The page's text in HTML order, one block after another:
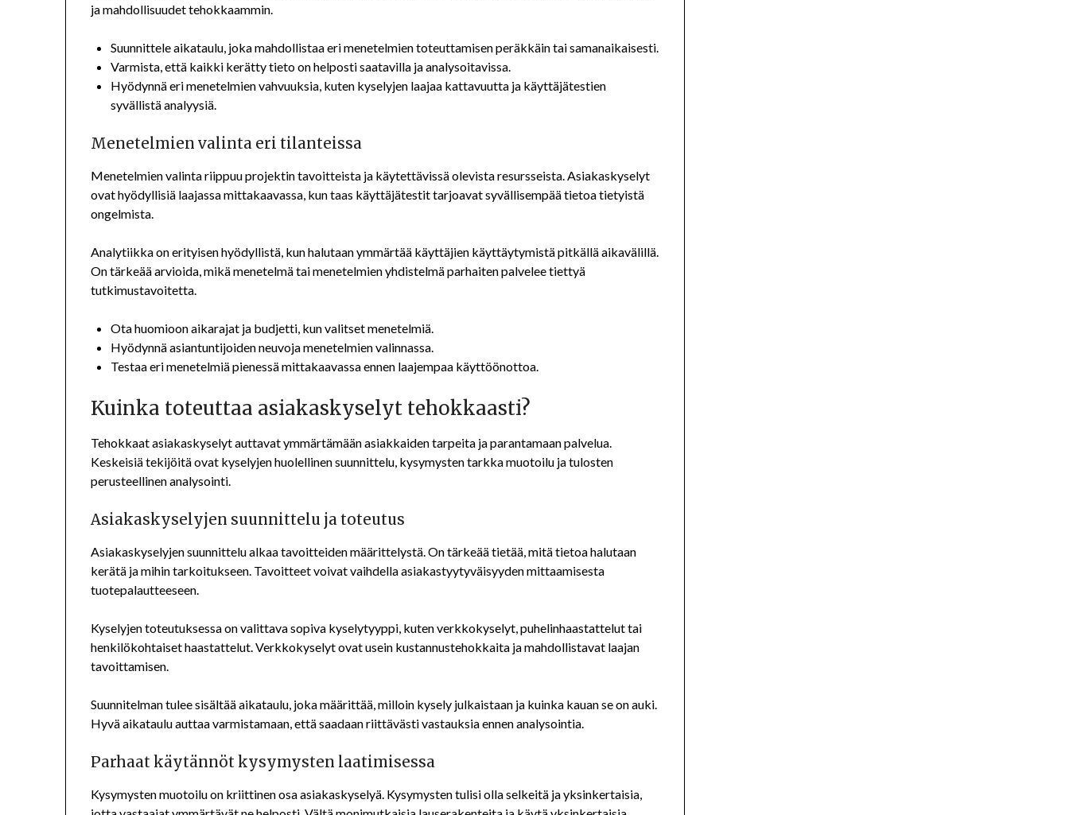
ja mahdollisuudet tehokkaammin.
Suunnittele aikataulu, joka mahdollistaa eri menetelmien toteuttamisen peräkkäin tai samanaikaisesti.
Varmista, että kaikki kerätty tieto on helposti saatavilla ja analysoitavissa.
Hyödynnä eri menetelmien vahvuuksia, kuten kyselyjen laajaa kattavuutta ja käyttäjätestien
syvällistä analyysiä.
Menetelmien valinta eri tilanteissa
Menetelmien valinta riippuu projektin tavoitteista ja käytettävissä olevista resursseista. Asiakaskyselyt
ovat hyödyllisiä laajassa mittakaavassa, kun taas käyttäjätestit tarjoavat syvällisempää tietoa tietyistä
ongelmista.
Analytiikka on erityisen hyödyllistä, kun halutaan ymmärtää käyttäjien käyttäytymistä pitkällä aikavälillä.
On tärkeää arvioida, mikä menetelmä tai menetelmien yhdistelmä parhaiten palvelee tiettyä
tutkimustavoitetta.
Ota huomioon aikarajat ja budjetti, kun valitset menetelmiä.
Hyödynnä asiantuntijoiden neuvoja menetelmien valinnassa.
Testaa eri menetelmiä pienessä mittakaavassa ennen laajempaa käyttöönottoa.
Kuinka toteuttaa asiakaskyselyt tehokkaasti?
Tehokkaat asiakaskyselyt auttavat ymmärtämään asiakkaiden tarpeita ja parantamaan palvelua.
Keskeisiä tekijöitä ovat kyselyjen huolellinen suunnittelu, kysymysten tarkka muotoilu ja tulosten
perusteellinen analysointi.
Asiakaskyselyjen suunnittelu ja toteutus
Asiakaskyselyjen suunnittelu alkaa tavoitteiden määrittelystä. On tärkeää tietää, mitä tietoa halutaan
kerätä ja mihin tarkoitukseen. Tavoitteet voivat vaihdella asiakastyytyväisyyden mittaamisesta
tuotepalautteeseen.
Kyselyjen toteutuksessa on valittava sopiva kyselytyyppi, kuten verkkokyselyt, puhelinhaastattelut tai
henkilökohtaiset haastattelut. Verkkokyselyt ovat usein kustannustehokkaita ja mahdollistavat laajan
tavoittamisen.
Suunnitelman tulee sisältää aikataulu, joka määrittää, milloin kysely julkaistaan ja kuinka kauan se on auki.
Hyvä aikataulu auttaa varmistamaan, että saadaan riittävästi vastauksia ennen analysointia.
Parhaat käytännöt kysymysten laatimisessa
Kysymysten muotoilu on kriittinen osa asiakaskyselyä. Kysymysten tulisi olla selkeitä ja yksinkertaisia,